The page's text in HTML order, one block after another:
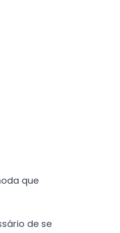
que
de se